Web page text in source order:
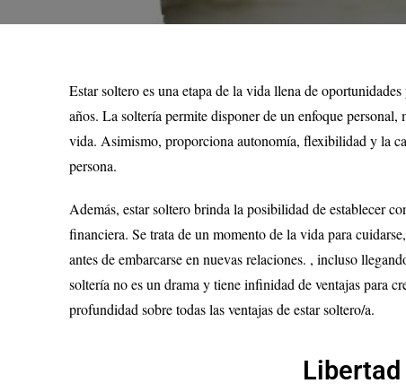
Estar soltero es una etapa de la vida llena de
años. La soltería permite disponer de un enfoque
vida. Asimismo, proporciona autonomía, flexibilidad y la
persona.
Además, estar soltero brinda la posibilidad de establecer
financiera. Se trata de un momento de la vida para
antes de embarcarse en nuevas relaciones. , incluso
soltería no es un drama y tiene infinidad de ventajas para
profundidad sobre todas las ventajas de estar soltero/a.